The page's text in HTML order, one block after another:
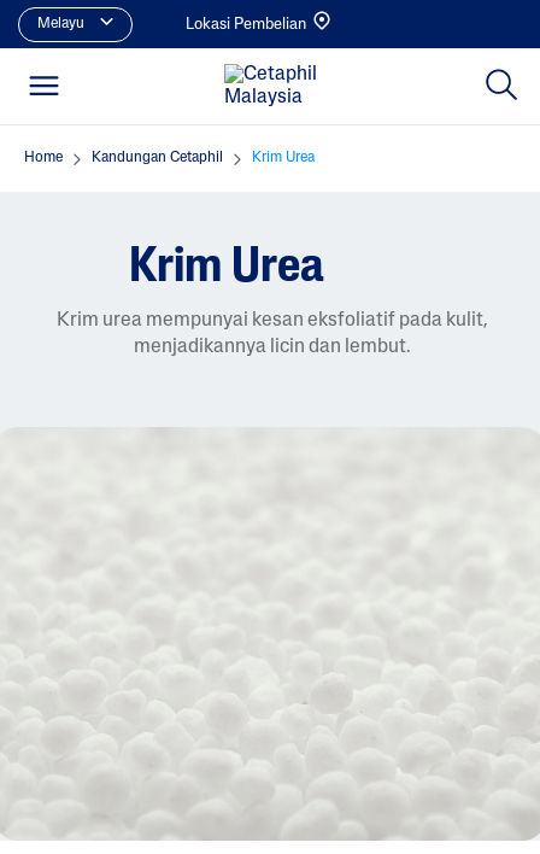
Melayu Lokasi Pembelian
Home Kandungan Cetaphil Krim Urea
Krim Urea
Krim urea mempunyai kesan eksfoliatif pada kulit,
menjadikannya licin dan lembut.